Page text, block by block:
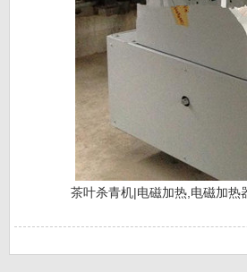
茶叶杀青机|电磁加热,电磁加热